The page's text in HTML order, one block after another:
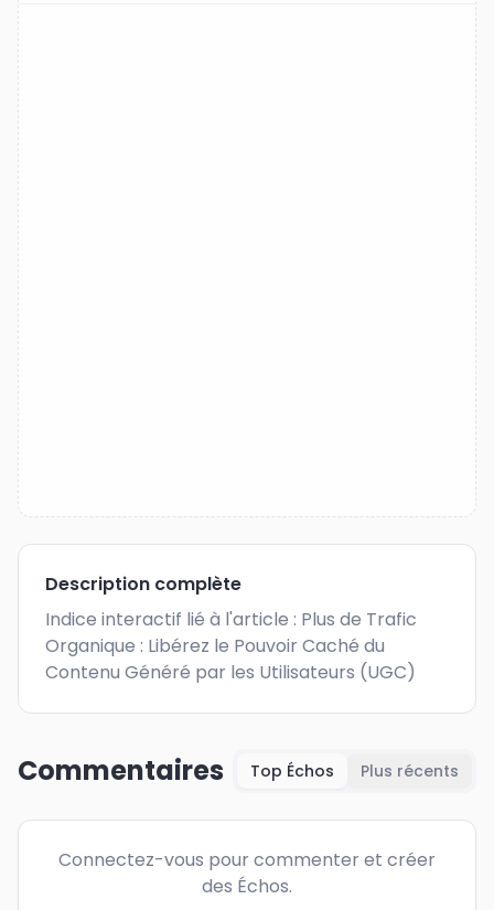
Description complète
Indice interactif lié à l'article : Plus de Trafic
Organique : Libérez le Pouvoir Caché du
Contenu Généré par les Utilisateurs (UGC)
Commentaires Top Échos Plus récents
Connectez-vous pour commenter et créer
des Échos.